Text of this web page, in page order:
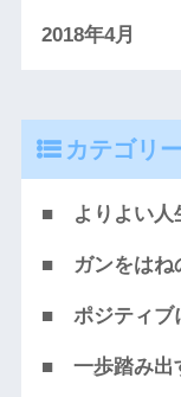
2018年4月
カテゴリー
■ よりよい人
■ ガンをはね
■ ポジティブ
■ 一歩踏み出